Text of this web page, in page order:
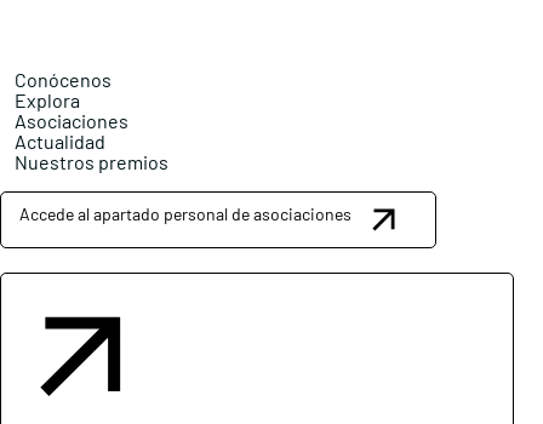
Conócenos
Explora
Asociaciones
Actualidad
Nuestros premios
Accede al apartado personal de asociaciones